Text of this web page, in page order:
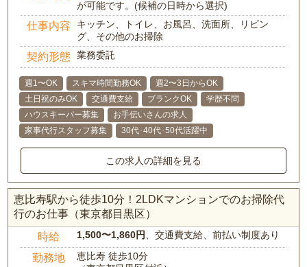
が可能です。(候補の日時から選択)
仕事内容
キッチン、トイレ、お風呂、洗面所、リビン
グ、その他のお掃除
契約形態 業務委託
週1〜OK スキマ時間勤務OK
週2〜3日からOK
土日祝のみOK
交通費支給 ブランクOK
学歴不問
ハウスキーパー募集
お手伝いさんの求人
家事代行スタッフ募集
30代･40代･50代活躍中
この求人の詳細を見る
恵比寿駅から徒歩10分！2LDKマンションでのお掃除代
行のお仕事（東京都目黒区）
時給 1,500〜1,860円、交通費支給、前払い制度あり
勤務地
恵比寿 徒歩10分